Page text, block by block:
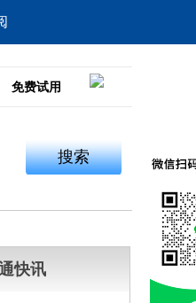
免费试用
搜索
快讯